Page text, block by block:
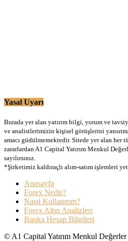
Yasal Uyarı
Burada yer alan yatırım bilgi, yorum ve
ve analistlerimizin kişisel görüşlerini
amacı güdülmemektedir. Sitede yer alan
zararlardan A1 Capital Yatırım Menkul
sayılırsınız.
*Şirketimiz kaldıraçlı alım-satım işlemleri
Anasayfa
Forex Nedir?
Nasıl Kullanırım?
Forex Altın Analizleri
Banka Hesap Bilgileri
© A1 Capital Yatırım Menkul